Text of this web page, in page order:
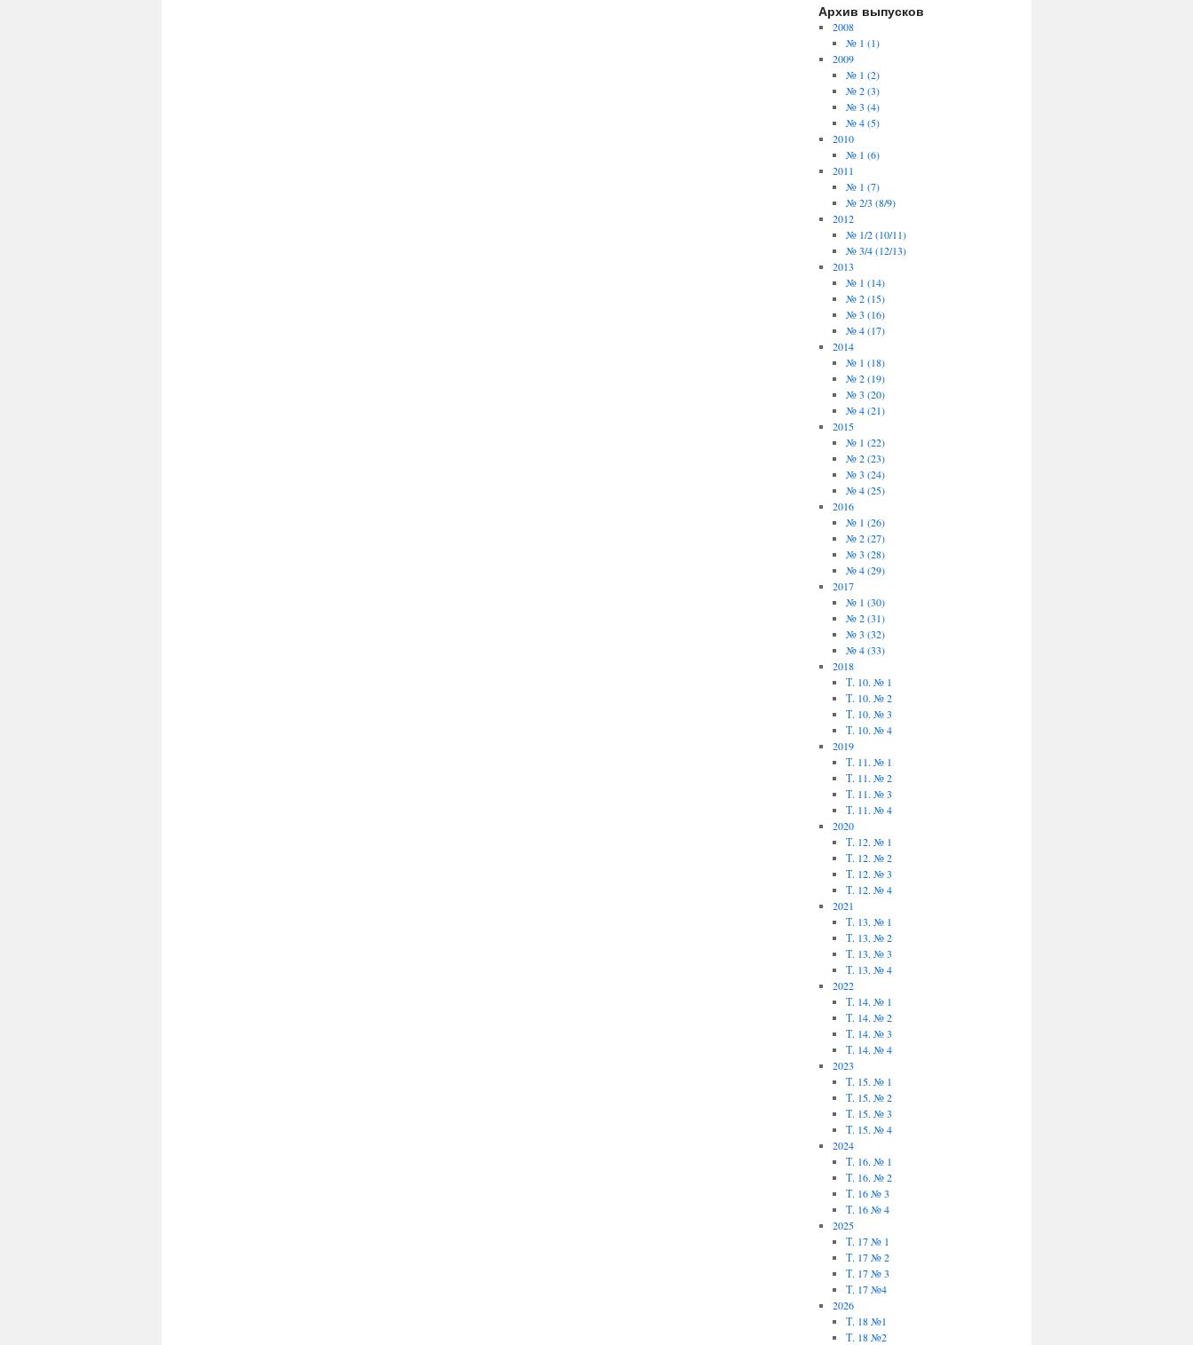
Архив выпусков
2008
№ 1 (1)
2009
№ 1 (2)
№ 2 (3)
№ 3 (4)
№ 4 (5)
2010
№ 1 (6)
2011
№ 1 (7)
№ 2/3 (8/9)
2012
№ 1/2 (10/11)
№ 3/4 (12/13)
2013
№ 1 (14)
№ 2 (15)
№ 3 (16)
№ 4 (17)
2014
№ 1 (18)
№ 2 (19)
№ 3 (20)
№ 4 (21)
2015
№ 1 (22)
№ 2 (23)
№ 3 (24)
№ 4 (25)
2016
№ 1 (26)
№ 2 (27)
№ 3 (28)
№ 4 (29)
2017
№ 1 (30)
№ 2 (31)
№ 3 (32)
№ 4 (33)
2018
Т. 10. № 1
Т. 10. № 2
Т. 10. № 3
Т. 10. № 4
2019
Т. 11. № 1
Т. 11. № 2
Т. 11. № 3
Т. 11. № 4
2020
Т. 12. № 1
Т. 12. № 2
Т. 12. № 3
Т. 12. № 4
2021
Т. 13. № 1
Т. 13. № 2
Т. 13. № 3
Т. 13. № 4
2022
Т. 14. № 1
Т. 14. № 2
Т. 14. № 3
Т. 14. № 4
2023
Т. 15. № 1
Т. 15. № 2
Т. 15. № 3
Т. 15. № 4
2024
Т. 16. № 1
Т. 16. № 2
Т. 16 № 3
Т. 16 № 4
2025
Т. 17 № 1
Т. 17 № 2
Т. 17 № 3
Т. 17 №4
2026
Т. 18 №1
Т. 18 №2